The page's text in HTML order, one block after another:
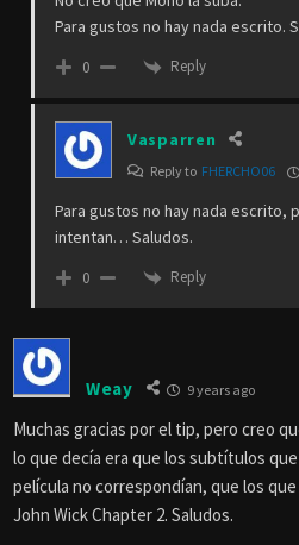
Para gustos no hay nada escrito.
0 Reply
Vasparren
Reply to FHERCHO06
Para gustos no hay nada escrito,
intentan… Saludos.
0 Reply
Weay 9 years ago
Muchas gracias por el tip, pero creo
lo que decía era que los subtítulos
película no correspondían, que los
John Wick Chapter 2. Saludos.